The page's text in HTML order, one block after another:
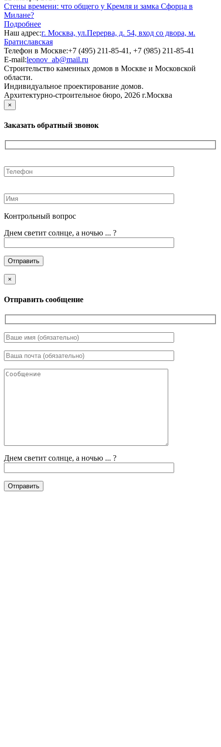
Стены времени: что общего у Кремля и замка Сфорца в
Милане?
Подробнее
Наш адрес:г. Москва, ул.Перерва, д. 54, вход со двора, м.
Братиславская
Телефон в Москве:+7 (495) 211-85-41, +7 (985) 211-85-41
E-mail:leonov_ab@mail.ru
Строительство каменных домов в Москве и Московской
области.
Индивидуальное проектирование домов.
Архитектурно-строительное бюро, 2026 г.Москва
×
Заказать обратный звонок
Контрольный вопрос
Днем светит солнце, а ночью ... ?
×
Отправить сообщение
Днем светит солнце, а ночью ... ?